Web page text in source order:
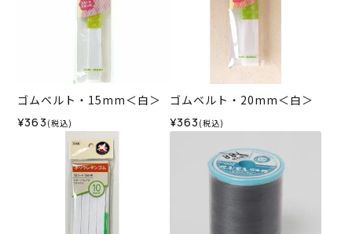
ゴムベルト・15mm＜白＞
¥363 (税込)
ゴムベルト・20mm＜白＞
¥363 (税込)